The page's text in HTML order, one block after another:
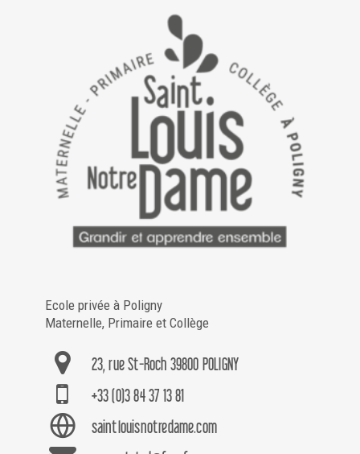
Ecole privée à Poligny
Maternelle, Primaire et Collège
23, rue St-Roch 39800 POLIGNY
+33 (0)3 84 37 13 81
saintlouisnotredame.com